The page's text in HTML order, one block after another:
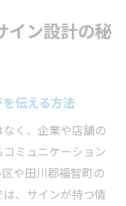
イン設計の秘
伝える方法
く、企業や店舗の
ミュニケーション
や田川郡福智町の
、サインが持つ情